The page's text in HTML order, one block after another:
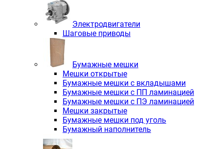
Электродвигатели
Шаговые приводы
Бумажные мешки
Мешки открытые
Бумажные мешки с вкладышами
Бумажные мешки с ПП ламинацией
Бумажные мешки с ПЭ ламинацией
Мешки закрытые
Бумажные мешки под уголь
Бумажный наполнитель